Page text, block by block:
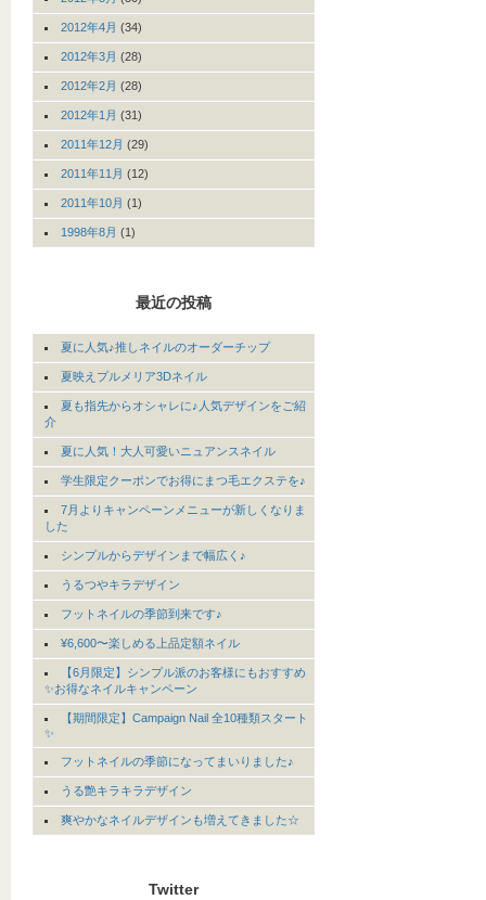
2012年4月 (34)
2012年3月 (28)
2012年2月 (28)
2012年1月 (31)
2011年12月 (29)
2011年11月 (12)
2011年10月 (1)
1998年8月 (1)
最近の投稿
夏に人気♪推しネイルのオーダーチップ
夏映えプルメリア3Dネイル
夏も指先からオシャレに♪人気デザインをご紹
介
夏に人気！大人可愛いニュアンスネイル
学生限定クーポンでお得にまつ毛エクステを♪
7月よりキャンペーンメニューが新しくなりま
した
シンプルからデザインまで幅広く♪
うるつやキラデザイン
フットネイルの季節到来です♪
¥6,600〜楽しめる上品定額ネイル
【6月限定】シンプル派のお客様にもおすすめ
✨お得なネイルキャンペーン
【期間限定】Campaign Nail 全10種類スタート
✨
フットネイルの季節になってまいりました♪
うる艶キラキラデザイン
爽やかなネイルデザインも増えてきました☆
Twitter